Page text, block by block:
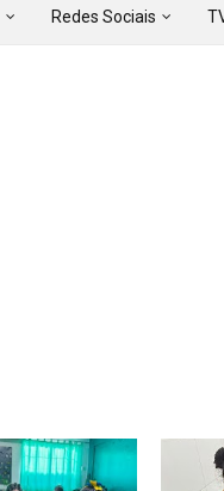
Redes Sociais